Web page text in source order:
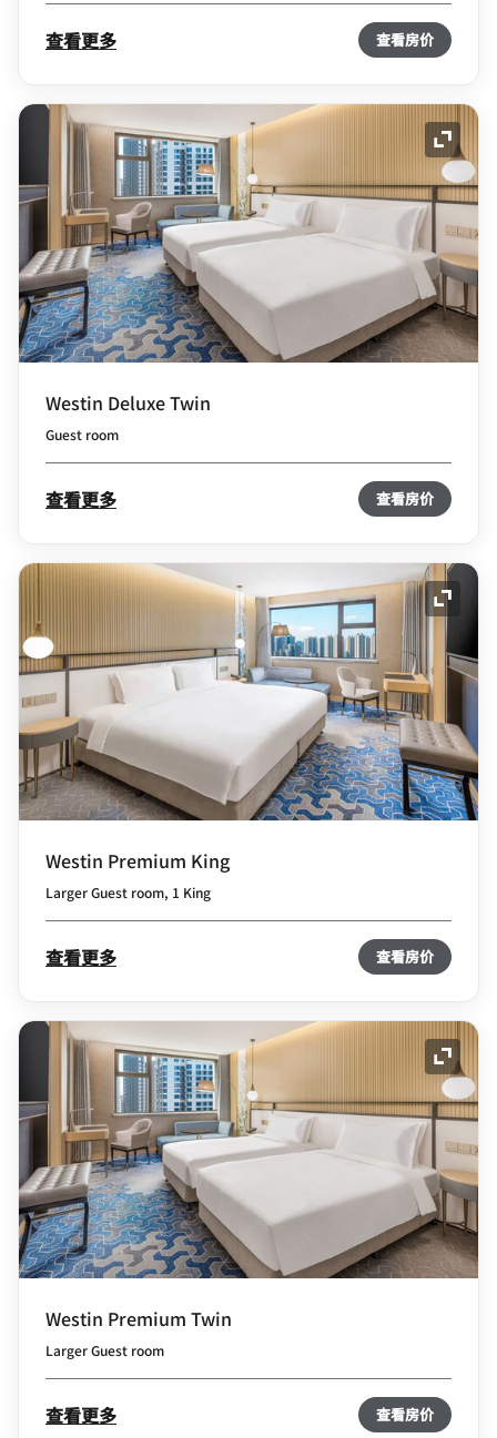
查看更多 查看房价
展开
Westin Deluxe Twin
Guest room
查看更多 查看房价
展开
Westin Premium King
Larger Guest room, 1 King
查看更多 查看房价
展开
Westin Premium Twin
Larger Guest room
查看更多 查看房价